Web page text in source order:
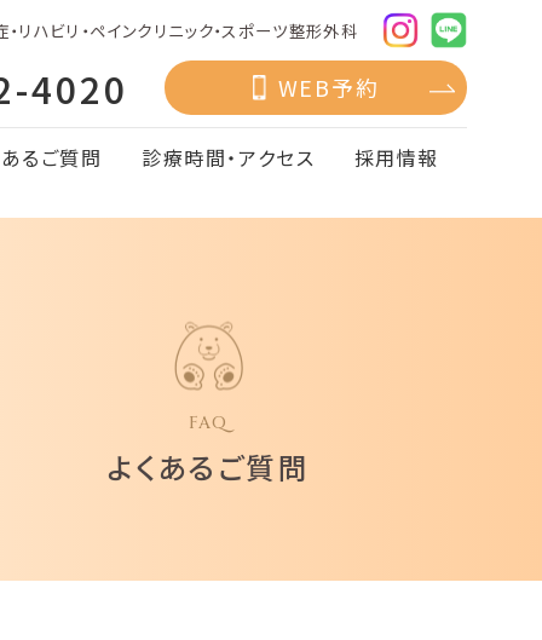
リハビリ・ペインクリニック・スポーツ整形外科
4020 WEB予約
るご質問 診療時間・アクセス 採用情報
FAQ
よくあるご質問